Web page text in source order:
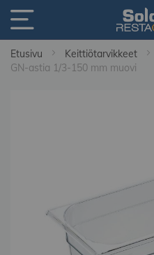
Etusivu Keittiötarvikkeet
GN-astia 1/3-150 mm muovi